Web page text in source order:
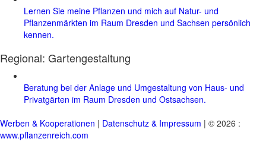
Lernen Sie meine Pflanzen und mich auf Natur- und
Pflanzenmärkten im Raum Dresden und Sachsen persönlich
kennen.
Regional: Gartengestaltung
Beratung bei der Anlage und Umgestaltung von Haus- und
Privatgärten im Raum Dresden und Ostsachsen.
Werben & Kooperationen | Datenschutz & Impressum | © 2026 :
www.pflanzenreich.com